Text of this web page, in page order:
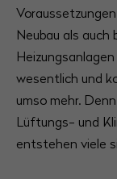
Neubau als
wesentlich und
umso mehr.
Lüftungs- und
entstehen viele